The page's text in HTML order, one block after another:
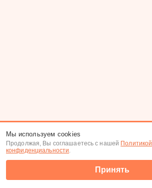
Мы используем cookies
Продолжая, Вы соглашаетесь с нашей Политикой
конфиденциальности.
Принять